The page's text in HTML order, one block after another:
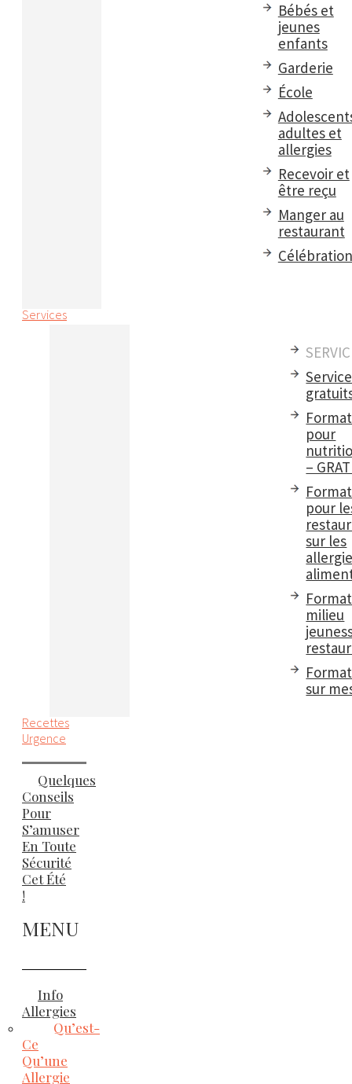
Bébés et
jeunes
enfants
Garderie
École
adultes et
allergies
Recevoir et
être reçu
Manger au
restaurant
Services
pour
–
pour
sur les
milieu
sur
Recettes
Urgence
Quelques
Conseils
Pour
S’amuser
En Toute
Sécurité
Cet Été
!
MENU
Info
Allergies
Qu’est-
Ce
Qu’une
Allergie